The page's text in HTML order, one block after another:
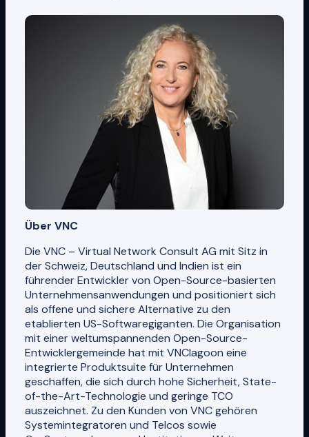
Über VNC
Die VNC – Virtual Network Consult AG mit Sitz in
der Schweiz, Deutschland und Indien ist ein
führender Entwickler von Open-Source-basierten
Unternehmensanwendungen und positioniert sich
als offene und sichere Alternative zu den
etablierten US-Softwaregiganten. Die Organisation
mit einer weltumspannenden Open-Source-
Entwicklergemeinde hat mit VNClagoon eine
integrierte Produktsuite für Unternehmen
geschaffen, die sich durch hohe Sicherheit, State-
of-the-Art-Technologie und geringe TCO
auszeichnet. Zu den Kunden von VNC gehören
Systemintegratoren und Telcos sowie